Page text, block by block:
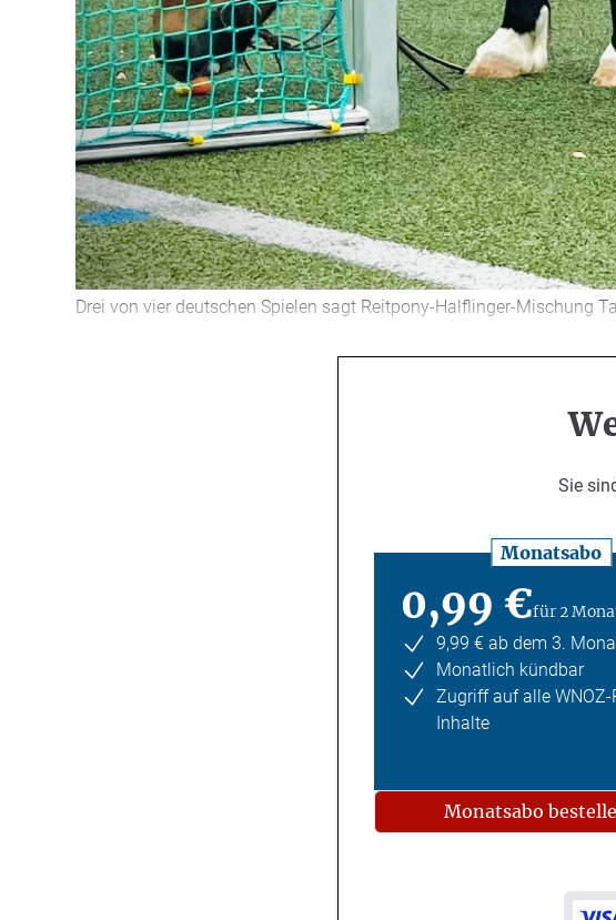
Drei von vier deutschen Spielen sagt Reitpony-Halflinger-Mischung
Sie
Monatsabo
0,99 €für 2
9,99 € ab dem 3.
Monatlich kündbar
Zugriff auf alle WNOZ-
Inhalte
Monatsabo